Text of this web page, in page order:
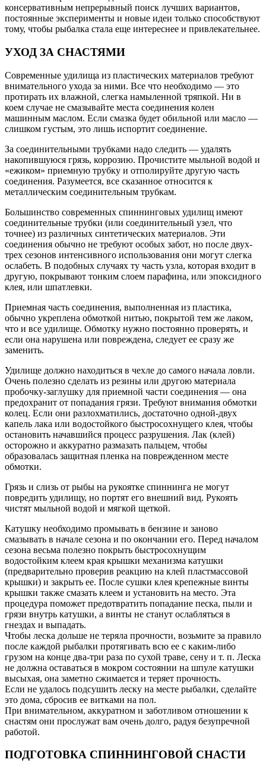
консервативным непрерывный поиск лучших вариантов,
постоянные эксперименты и новые идеи только способствуют
тому, чтобы рыбалка стала еще интереснее и привлекательнее.
УХОД ЗА СНАСТЯМИ
Современные удилища из пластических материалов требуют
внимательного ухода за ними. Все что необходимо — это
протирать их влажной, слегка намыленной тряпкой. Ни в
коем случае не смазывайте места соединения колен
машинным маслом. Если смазка будет обильной или масло —
слишком густым, это лишь испортит соединение.
За соединительными трубками надо следить — удалять
накопившуюся грязь, коррозию. Прочистите мыльной водой и
«ежиком» приемную трубку и отполируйте другую часть
соединения. Разумеется, все сказанное относится к
металлическим соединительным трубкам.
Большинство современных спиннинговых удилищ имеют
соединительные трубки (или соединительный узел, что
точнее) из различных синтетических материалов. Эти
соединения обычно не требуют особых забот, но после двух-
трех сезонов интенсивного использования они могут слегка
ослабеть. В подобных случаях ту часть узла, которая входит в
другую, покрывают тонким слоем парафина, или эпоксидного
клея, или шпатлевки.
Приемная часть соединения, выполненная из пластика,
обычно укреплена обмоткой нитью, покрытой тем же лаком,
что и все удилище. Обмотку нужно постоянно проверять, и
если она нарушена или повреждена, следует ее сразу же
заменить.
Удилище должно находиться в чехле до самого начала ловли.
Очень полезно сделать из резины или другою материала
пробочку-заглушку для приемной части соединения — она
предохранит от попадания грязи. Требуют внимания обмотки
колец. Если они разлохматились, достаточно одной-двух
капель лака или водостойкого быстросохнущего клея, чтобы
остановить начавшийся процесс разрушения. Лак (клей)
осторожно и аккуратно размазать пальцем, чтобы
образовалась защитная пленка на поврежденном месте
обмотки.
Грязь и слизь от рыбы на рукоятке спиннинга не могут
повредить удилищу, но портят его внешний вид. Рукоять
чистят мыльной водой и мягкой щеткой.
Катушку необходимо промывать в бензине и заново
смазывать в начале сезона и по окончании его. Перед началом
сезона весьма полезно покрыть быстросохнущим
водостойким клеем края крышки механизма катушки
(предварительно проверив реакцию на клей пластмассовой
крышки) и закрыть ее. После сушки клея крепежные винты
крышки также смазать клеем и установить на место. Эта
процедура поможет предотвратить попадание песка, пыли и
грязи внутрь катушки, а винты не станут ослабляться в
гнездах и выпадать.
Чтобы леска дольше не теряла прочности, возьмите за правило
после каждой рыбалки протягивать всю ее с каким-либо
грузом на конце два-три раза по сухой траве, сену и т. п. Леска
не должна оставаться в мокром состоянии на шпуле катушки
высыхая, она заметно сжимается и теряет прочность.
Если не удалось подсушить леску на месте рыбалки, сделайте
это дома, сбросив ее витками на пол.
При внимательном, аккуратном и заботливом отношении к
снастям они прослужат вам очень долго, радуя безупречной
работой.
ПОДГОТОВКА СПИННИНГОВОЙ СНАСТИ